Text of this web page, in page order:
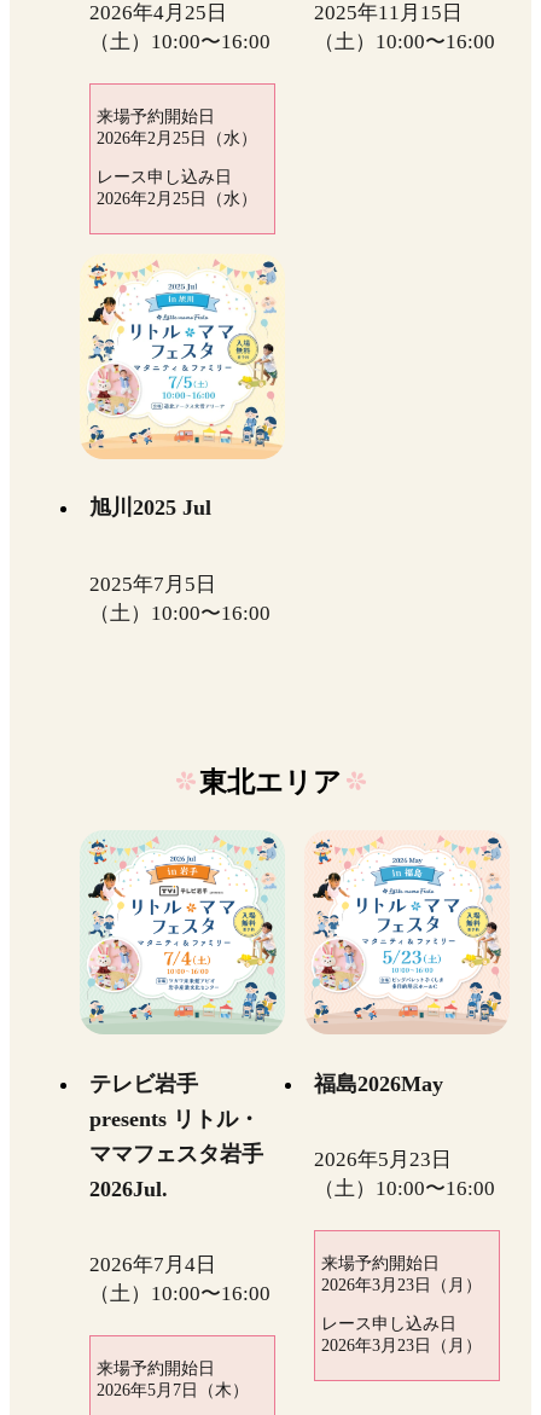
2026年4月25日
（土）10:00〜16:00
来場予約開始日
2026年2月25日（水）
レース申し込み日
2026年2月25日（水）
2025年11月15日
（土）10:00〜16:00
旭川2025 Jul
2025年7月5日
（土）10:00〜16:00
東北エリア
テレビ岩手
presents リトル・
ママフェスタ岩手
2026Jul.
2026年7月4日
（土）10:00〜16:00
来場予約開始日
2026年5月7日（木）
福島2026May
2026年5月23日
（土）10:00〜16:00
来場予約開始日
2026年3月23日（月）
レース申し込み日
2026年3月23日（月）